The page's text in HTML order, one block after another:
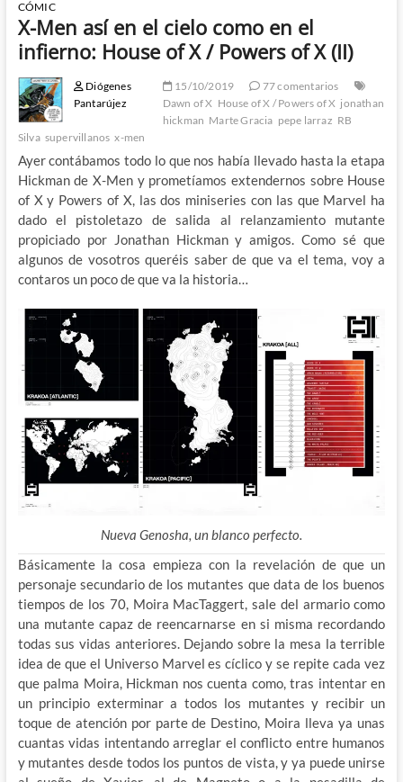
CÓMIC
X-Men así en el cielo como en el
infierno: House of X / Powers of X (II)
Diógenes
Pantarújez
15/10/2019
77 comentarios
Dawn of X House of X / Powers of X jonathan
hickman Marte Gracia pepe larraz RB
Silva supervillanos x-men
Ayer contábamos todo lo que nos había llevado hasta la etapa
Hickman de X-Men y prometíamos extendernos sobre House
of X y Powers of X, las dos miniseries con las que Marvel ha
dado el pistoletazo de salida al relanzamiento mutante
propiciado por Jonathan Hickman y amigos. Como sé que
algunos de vosotros queréis saber de que va el tema, voy a
contaros un poco de que va la historia…
Nueva Genosha, un blanco perfecto.
Básicamente la cosa empieza con la revelación de que un
personaje secundario de los mutantes que data de los buenos
tiempos de los 70, Moira MacTaggert, sale del armario como
una mutante capaz de reencarnarse en si misma recordando
todas sus vidas anteriores. Dejando sobre la mesa la terrible
idea de que el Universo Marvel es cíclico y se repite cada vez
que palma Moira, Hickman nos cuenta como, tras intentar en
un principio exterminar a todos los mutantes y recibir un
toque de atención por parte de Destino, Moira lleva ya unas
cuantas vidas intentando arreglar el conflicto entre humanos
y mutantes desde todos los puntos de vista, y ya puede unirse